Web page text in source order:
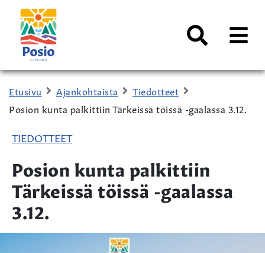
Siirry sisältöön
Kaupungin
logo
AVAA
Etusivu Ajankohtaista
Tiedotteet
Posion kunta palkittiin Tärkeissä töissä -gaalassa 3.12.
TIEDOTTEET
Posion kunta palkittiin
Tärkeissä töissä -gaalassa
3.12.